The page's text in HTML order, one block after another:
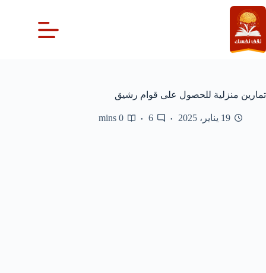
التجاوز
إلى
المحتوى
تمارين منزلية للحصول على قوام رشيق
19 يناير، 2025 6
0 mins